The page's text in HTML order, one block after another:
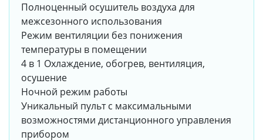
Полноценный осушитель воздуха для
межсезонного использования
Режим вентиляции без понижения
температуры в помещении
4 в 1 Охлаждение, обогрев, вентиляция,
осушение
Ночной режим работы
Уникальный пульт с максимальными
возможностями дистанционного управления
прибором